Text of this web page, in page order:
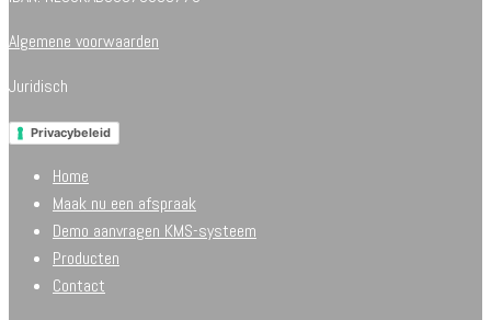
Algemene voorwaarden
Juridisch
Privacybeleid
Home
Maak nu een afspraak
Demo aanvragen KMS-systeem
Producten
Contact